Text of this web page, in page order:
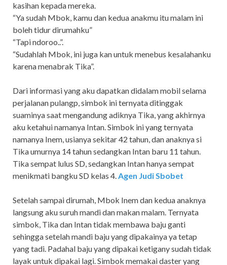
kasihan kepada mereka.
“Ya sudah Mbok, kamu dan kedua anakmu itu malam ini
boleh tidur dirumahku”
“Tapi ndoroo..”.
“Sudahlah Mbok, ini juga kan untuk menebus kesalahanku
karena menabrak Tika”.
Dari informasi yang aku dapatkan didalam mobil selama
perjalanan pulangp, simbok ini ternyata ditinggak
suaminya saat mengandung adiknya Tika, yang akhirnya
aku ketahui namanya Intan. Simbok ini yang ternyata
namanya Inem, usianya sekitar 42 tahun, dan anaknya si
Tika umurnya 14 tahun sedangkan Intan baru 11 tahun.
Tika sempat lulus SD, sedangkan Intan hanya sempat
menikmati bangku SD kelas 4. Agen Judi Sbobet
Setelah sampai dirumah, Mbok Inem dan kedua anaknya
langsung aku suruh mandi dan makan malam. Ternyata
simbok, Tika dan Intan tidak membawa baju ganti
sehingga setelah mandi baju yang dipakainya ya tetap
yang tadi. Padahal baju yang dipakai ketigany sudah tidak
layak untuk dipakai lagi. Simbok memakai daster yang